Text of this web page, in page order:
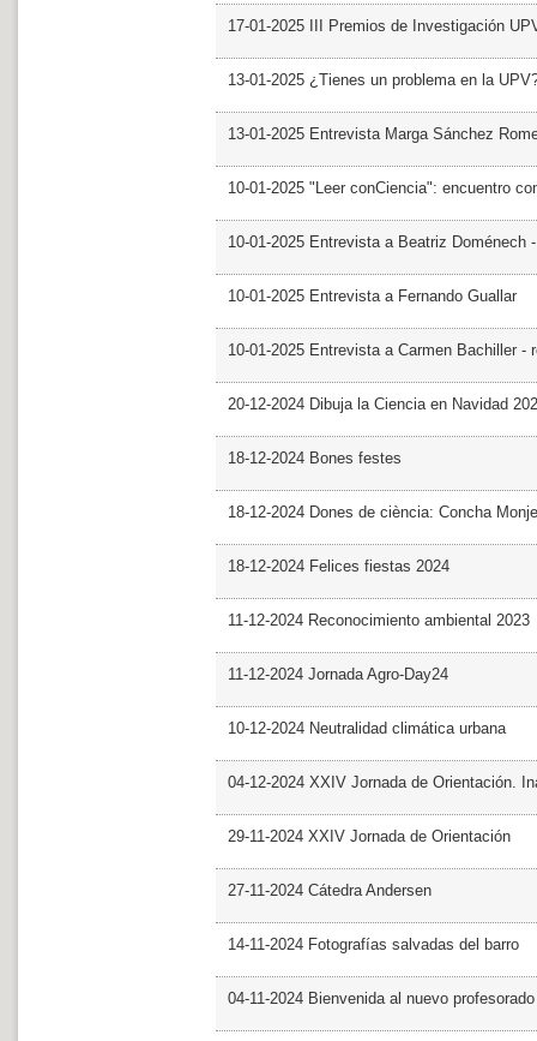
17-01-2025 III Premios de Investigación
13-01-2025 ¿Tienes un problema en la
13-01-2025 Entrevista Marga Sánchez
10-01-2025 "Leer conCiencia": encuentro
10-01-2025 Entrevista a Beatriz Doménech
10-01-2025 Entrevista a Fernando Guallar
10-01-2025 Entrevista a Carmen Bachiller -
20-12-2024 Dibuja la Ciencia en Navidad
18-12-2024 Bones festes
18-12-2024 Dones de ciència: Concha Monje
18-12-2024 Felices fiestas 2024
11-12-2024 Reconocimiento ambiental 2023
11-12-2024 Jornada Agro-Day24
10-12-2024 Neutralidad climática urbana
04-12-2024 XXIV Jornada de Orientación.
29-11-2024 XXIV Jornada de Orientación
27-11-2024 Cátedra Andersen
14-11-2024 Fotografías salvadas del barro
04-11-2024 Bienvenida al nuevo profesorado